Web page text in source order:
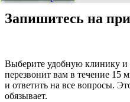
Запишитесь на
Выберите удобную клинику
перезвонит вам в течение 15
и ответить на все вопросы.
обязывает.